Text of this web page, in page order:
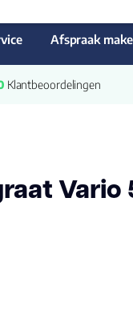
Afspraak
Klantbeoordelingen